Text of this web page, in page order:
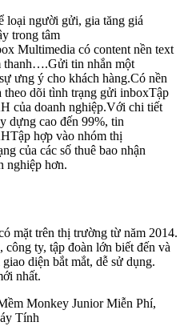
loại người gửi, gia tăng giá
trong tâm
Multimedia có content nền text
thanh….Gửi tin nhắn một
ưng ý cho khách hàng.Có nền
theo dõi tình trạng gửi inboxTập
của doanh nghiệp.Với chi tiết
dựng cao đến 99%, tin
hợp vào nhóm thị
của các số thuê bao nhận
nghiệp hơn.
mặt trên thị trường từ năm 2014.
ty, tập đoàn lớn biết đến và
diện bắt mắt, dễ sử dụng.
nhất.
Monkey Junior Miễn Phí,
Tính